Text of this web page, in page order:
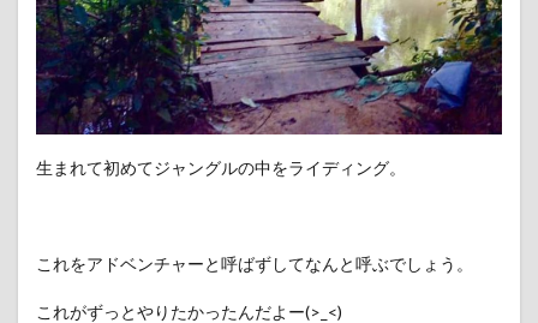
生まれて初めてジャングルの中をライディング。
これをアドベンチャーと呼ばずしてなんと呼ぶでしょう。
これがずっとやりたかったんだよー(>_<)